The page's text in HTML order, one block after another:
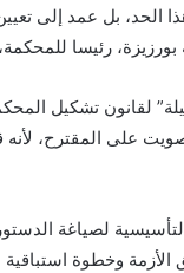
الحد، بل عمد إلى
بورزيزة، رئيسا
لقانون تشكيل
على المقترح،
لصياغة
الأزمة وخطوة